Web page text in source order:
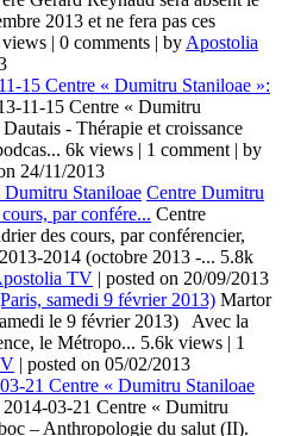
2013 et ne fera pas ces
| 0 comments | by Apostolia
15 Centre « Dumitru Staniloae »:
11-15 Centre « Dumitru
- Thérapie et croissance
6k views | 1 comment | by
24/11/2013
Centre Dumitru
par confére... Centre
des cours, par conférencier,
2014 (octobre 2013 -... 5.8k
TV | posted on 20/09/2013
samedi 9 février 2013) Martor
le 9 février 2013) Avec la
le Métropo... 5.6k views | 1
| posted on 05/02/2013
21 Centre « Dumitru Staniloae
2014-03-21 Centre « Dumitru
– Anthropologie du salut (II).